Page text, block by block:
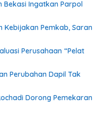
Bekasi Ingatkan Parpol
Kebijakan Pemkab, Saran
Perusahaan “Pelat
Perubahan Dapil Tak
Dorong Pemekaran